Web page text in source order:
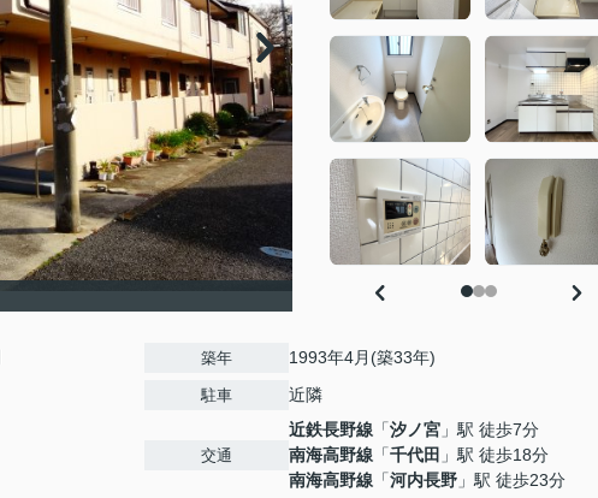
築年 1993年4月(築33年)
駐車 近隣
交通
近鉄長野線 「汐ノ宮 」駅 徒歩7分
南海高野線 「千代田 」駅 徒歩18分
南海高野線 「河内長野 」駅 徒歩23分